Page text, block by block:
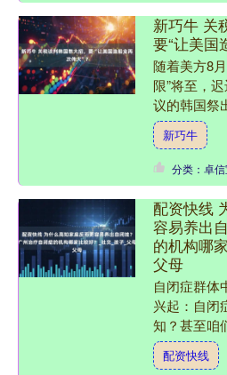
新巧牛 关
要“让美国
随着美方8
限”将至，
议的韩国祭
引韩联社7
消息人士28
新巧牛
分类：卓
配资快线
容易养出
的机构哪
父母
自闭症群体
兴起：自闭
知？甚至咱
康复机构，
们似乎总能
配资快线